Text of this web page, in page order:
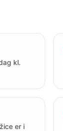
kl.
er i